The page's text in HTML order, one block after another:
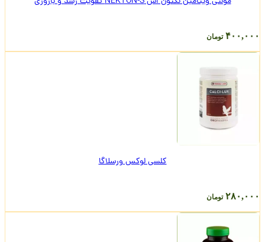
۴۰۰,۰۰۰ تومان
کلسی لوکس ورسلاگا
۲۸۰,۰۰۰ تومان